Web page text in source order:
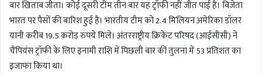
बार खिताब जीता। कोई दूसरी टीम तीन बार यह ट्रॉफी नहीं जीत पाई है। विजेता
भारत पर पैसों की बारिश हुई है। भारतीय टीम को 2.4 मिलियन अमेरिका डॉलर
यानी करीब 19.5 करोड़ रुपये मिले। अंतरराष्ट्रीय क्रिकेट परिषद (आईसीसी) ने
चैंपियंस ट्रॉफी के लिए इनामी राशि में पिछली बार की तुलना में 53 प्रतिशत का
इजाफा किया था।